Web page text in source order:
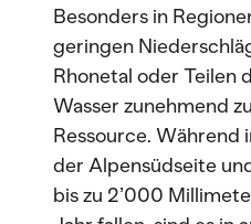
Besonders in
geringen
Rhonetal oder Teilen
Wasser zunehmend
Ressource. Während
der Alpensüdseite
bis zu 2’000